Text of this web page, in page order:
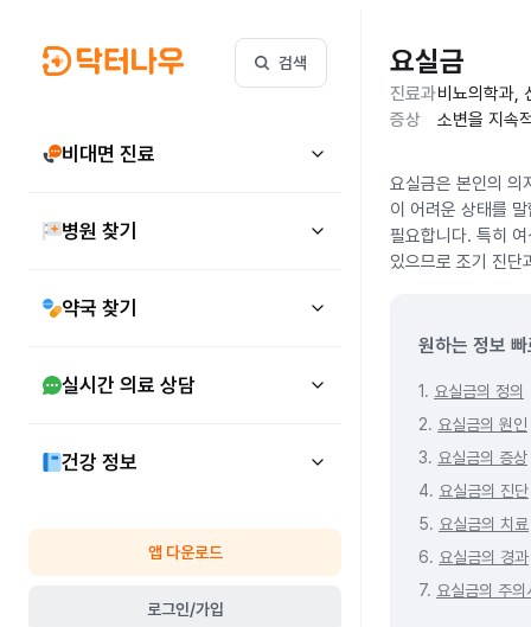
검색
비대면 진료
병원 찾기
약국 찾기
실시간 의료 상담
건강 정보
앱 다운로드
로그인/가입
요실금
진료과비뇨의학과,
증상
소변을 지속
요실금은 본인의 의
이 어려운 상태를
필요합니다. 특히
있으므로 조기 진단
원하는 정보
1. 요실금의 정의
2. 요실금의 원인
3. 요실금의 증상
4. 요실금의 진단
5. 요실금의 치료
6. 요실금의 경과
7. 요실금의 주의